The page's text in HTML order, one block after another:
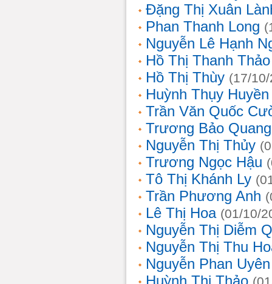
Đặng Thị Xuân
Phan Thanh Long
Nguyễn Lê Hạnh
Hồ Thị Thanh Thảo
Hồ Thị Thùy (17/
Huỳnh Thụy
Trần Văn Quốc
Trương Bảo
Nguyễn Thị Thủy
Trương Ngọc Hậu
Tô Thị Khánh Ly
Trần Phương Anh
Lê Thị Hoa (01/10/
Nguyễn Thị Diễm
Nguyễn Thị Thu
Nguyễn Phan
Huỳnh Thị Thảo